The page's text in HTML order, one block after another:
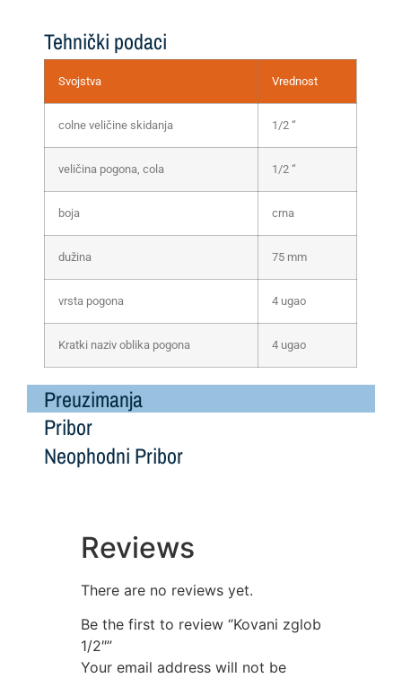
Tehnički podaci
Svojstva Vrednost
colne veličine skidanja 1/2 “
veličina pogona, cola 1/2 “
boja crna
dužina 75 mm
vrsta pogona 4 ugao
Kratki naziv oblika pogona 4 ugao
Preuzimanja
Pribor
Neophodni Pribor
Reviews
There are no reviews yet.
Be the first to review “Kovani zglob
1/2″”
Your email address will not be